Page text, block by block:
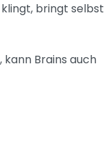
bringt selbst
Brains auch